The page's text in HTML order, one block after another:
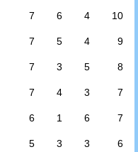
7 6 4 10
7 5 4 9
7 3 5 8
7 4 3 7
6 1 6 7
5 3 3 6